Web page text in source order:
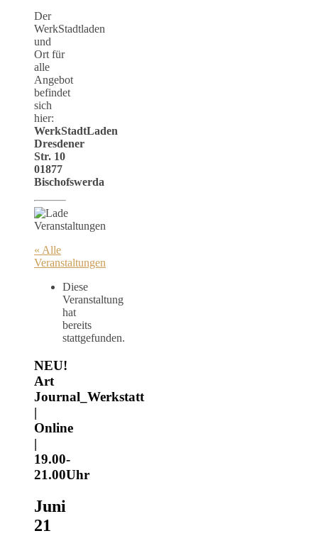
Der
WerkStadtladen
und
Ort für
alle
Angebot
befindet
sich
hier:
WerkStadtLaden
Dresdener
Str. 10
01877
Bischofswerda
« Alle
Veranstaltungen
Diese
Veranstaltung
hat
bereits
stattgefunden.
NEU!
Art
Journal_Werkstatt
|
Online
|
19.00-
21.00Uhr
Juni
21